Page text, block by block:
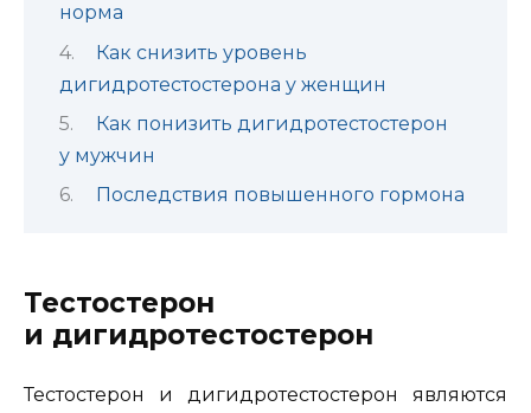
норма
Как снизить уровень
дигидротестостерона у женщин
Как понизить дигидротестостерон
у мужчин
Последствия повышенного гормона
Тестостерон
и дигидротестостерон
Тестостерон и дигидротестостерон являются